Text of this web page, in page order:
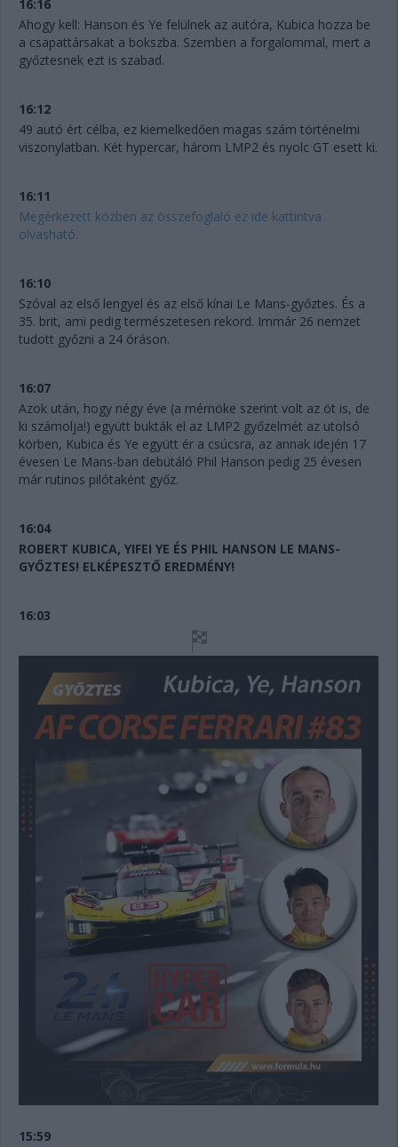
16:16
Ahogy kell: Hanson és Ye felülnek az autóra, Kubica hozza be
a csapattársakat a bokszba. Szemben a forgalommal, mert a
győztesnek ezt is szabad.
16:12
49 autó ért célba, ez kiemelkedően magas szám történelmi
viszonylatban. Két hypercar, három LMP2 és nyolc GT esett ki.
16:11
Megérkezett közben az összefoglaló ez ide kattintva
olvasható.
16:10
Szóval az első lengyel és az első kínai Le Mans-győztes. És a
35. brit, ami pedig természetesen rekord. Immár 26 nemzet
tudott győzni a 24 óráson.
16:07
Azok után, hogy négy éve (a mérnöke szerint volt az öt is, de
ki számolja!) együtt bukták el az LMP2 győzelmét az utolsó
körben, Kubica és Ye együtt ér a csúcsra, az annak idején 17
évesen Le Mans-ban debütáló Phil Hanson pedig 25 évesen
már rutinos pilótaként győz.
16:04
ROBERT KUBICA, YIFEI YE ÉS PHIL HANSON LE MANS-
GYŐZTES! ELKÉPESZTŐ EREDMÉNY!
16:03
15:59